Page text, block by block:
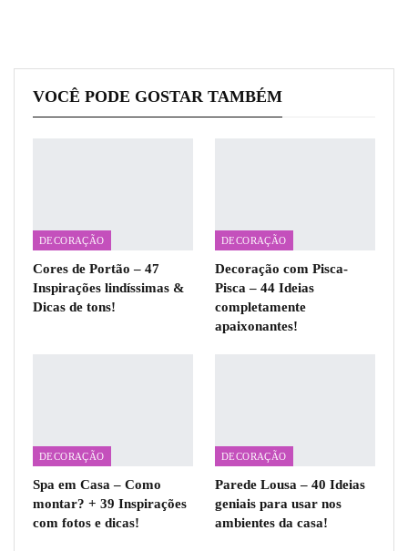
VOCÊ PODE GOSTAR TAMBÉM
DECORAÇÃO
Cores de Portão – 47
Inspirações lindíssimas &
Dicas de tons!
DECORAÇÃO
Decoração com Pisca-
Pisca – 44 Ideias
completamente
apaixonantes!
DECORAÇÃO
Spa em Casa – Como
montar? + 39 Inspirações
com fotos e dicas!
DECORAÇÃO
Parede Lousa – 40 Ideias
geniais para usar nos
ambientes da casa!